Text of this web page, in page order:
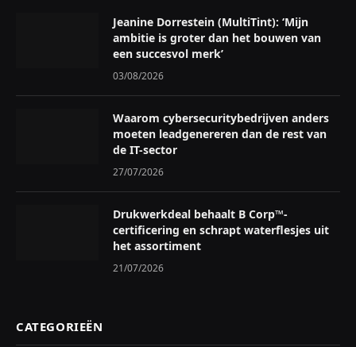
Jeanine Dorrestein (MultiTint): ‘Mijn
ambitie is groter dan het bouwen van
een succesvol merk’
03/08/2026
Waarom cybersecuritybedrijven anders
moeten leadgenereren dan de rest van
de IT-sector
27/07/2026
Drukwerkdeal behaalt B Corp™-
certificering en schrapt waterflesjes uit
het assortiment
21/07/2026
CATEGORIEËN